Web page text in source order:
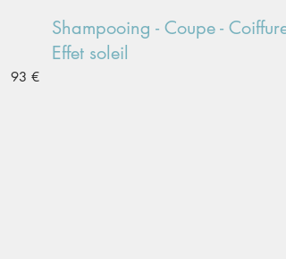
Shampooing - Coupe - Coiffure -
Effet soleil
93 €